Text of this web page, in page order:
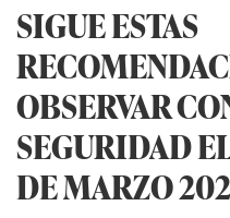
SIGUE ESTAS
OBSERVAR
SEGURIDAD
DE MARZO